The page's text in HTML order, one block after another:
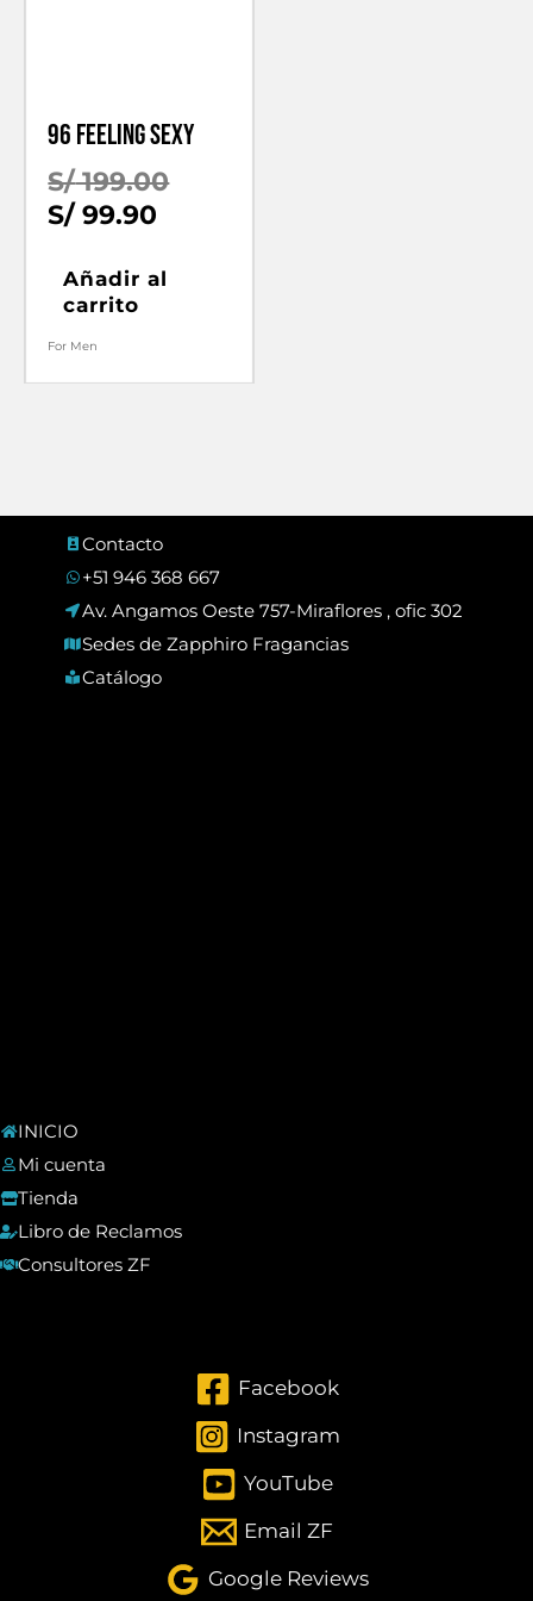
96 FEELING SEXY
S/199.00El
S/99.90
actual
Añadir al
carrito
For Men
Contacto
+51 946 368 667
Av. Angamos Oeste 757-Miraflores , ofic 302
Sedes de Zapphiro Fragancias
Catálogo
INICIO
Mi cuenta
Tienda
Libro de Reclamos
Consultores ZF
Facebook
Instagram
YouTube
Email ZF
Google Reviews